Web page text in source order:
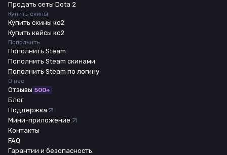
Продать сеты Dota 2
Купить скины
Купить скины кс2
Купить кейсы кс2
Пополнить
Пополнить Steam
Пополнить Steam скинами
Пополнить Steam по логину
О нас
Отзывы 500+
Блог
Поддержка
Мини-приложение
Контакты
FAQ
Гарантии и безопасность